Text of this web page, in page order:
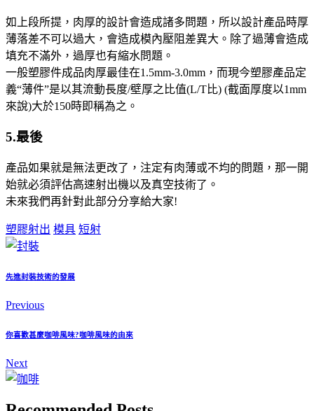
如上段所提，肉厚的設計會造成諸多問題，所以設計產品時厚
薄落差不可以過大，會造成模內壓阻差異大。除了過薄會造成
填充不滿外，過厚也有縮水問題。
一般塑膠件成品肉厚最佳在1.5mm-3.0mm，而現今塑膠產品定
義“薄件”是以其流動長度/壁厚之比值(L/T比) (截面厚度以1mm
來說)大於150時即稱為之。
5.最後
產品如果就是無法更改了，注定有肉薄或不均的問題，那一開
始就必須評估高速射出機以及真空技術了。
未來我們再針對此部分分享給大家!
塑膠射出 模具 短射
先進封裝技術的發展
Previous
你喜歡甚麼咖啡風味?咖啡風味的由來
Next